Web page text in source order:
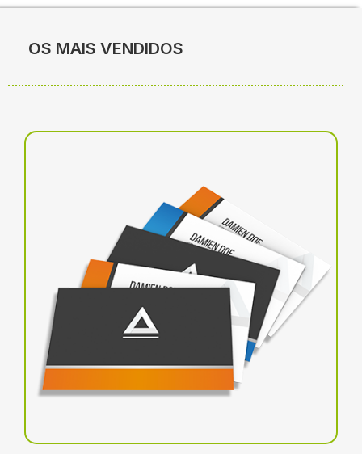
OS MAIS VENDIDOS